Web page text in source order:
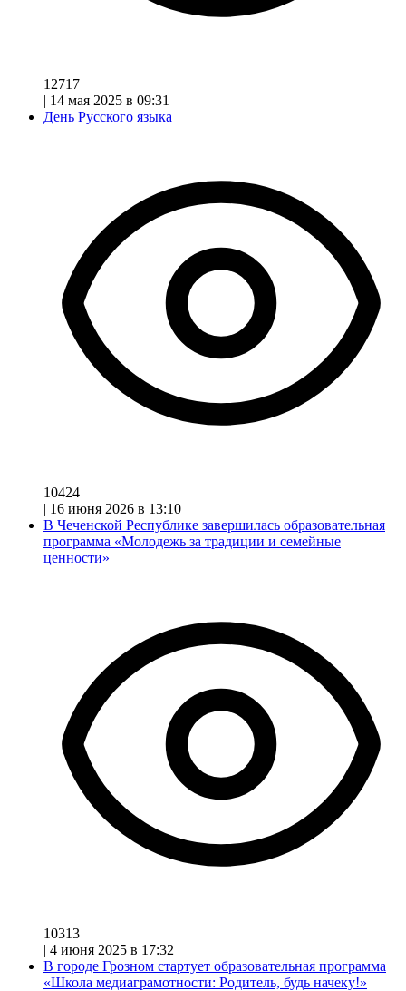
12717
| 14 мая 2025 в 09:31
День Русского языка
10424
| 16 июня 2026 в 13:10
В Чеченской Республике завершилась образовательная
программа «Молодежь за традиции и семейные
ценности»
10313
| 4 июня 2025 в 17:32
В городе Грозном стартует образовательная программа
«Школа медиаграмотности: Родитель, будь начеку!»